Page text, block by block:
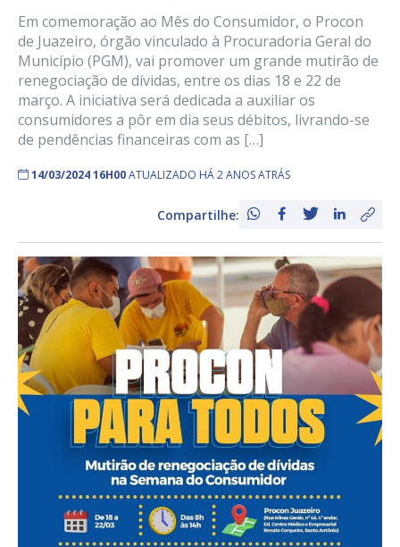
Em comemoração ao Mês do Consumidor, o Procon
de Juazeiro, órgão vinculado à Procuradoria Geral do
Município (PGM), vai promover um grande mutirão de
renegociação de dívidas, entre os dias 18 e 22 de
março. A iniciativa será dedicada a auxiliar os
consumidores a pôr em dia seus débitos, livrando-se
de pendências financeiras com as […]
14/03/2024 16H00ATUALIZADO HÁ 2 ANOS ATRÁS
Compartilhe: